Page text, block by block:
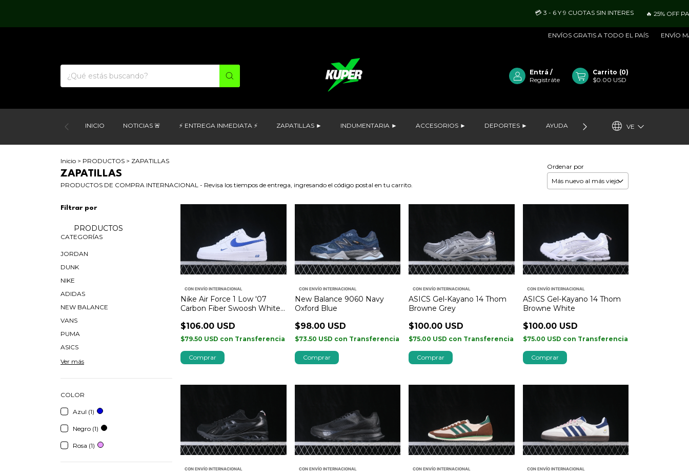
💳 3 - 6 Y 9 CUOTAS SIN INTERES 🔥 25% OFF PAGANDO
ENVÍOS GRATIS A TODO EL PAÍS ENVÍO MARITIMO -
Entrá /
Registráte
Carrito (0)
$0.00 USD
INICIO NOTICIAS 🚨 ⚡ ENTREGA INMEDIATA ⚡ ZAPATILLAS ► INDUMENTARIA ► ACCESORIOS ► DEPORTES ► AYUDA VER LO MÁS NUEVO
VE
Inicio > PRODUCTOS > ZAPATILLAS
ZAPATILLAS
PRODUCTOS DE COMPRA INTERNACIONAL - Revisa los tiempos de entrega, ingresando el código postal en tu carrito.
Ordenar por
Filtrar por
PRODUCTOS
CATEGORÍAS
JORDAN
DUNK
NIKE
ADIDAS
NEW BALANCE
VANS
PUMA
ASICS
Ver más
COLOR
Azul (1)
Negro (1)
Rosa (1)
CON ENVÍO INTERNACIONAL
Nike Air Force 1 Low '07
Carbon Fiber Swoosh White
$106.00 USD
$79.50 USD con Transferencia
Comprar
CON ENVÍO INTERNACIONAL
New Balance 9060 Navy
Oxford Blue
$98.00 USD
$73.50 USD con Transferencia
Comprar
CON ENVÍO INTERNACIONAL
ASICS Gel-Kayano 14 Thom
Browne Grey
$100.00 USD
$75.00 USD con Transferencia
Comprar
CON ENVÍO INTERNACIONAL
ASICS Gel-Kayano 14 Thom
Browne White
$100.00 USD
$75.00 USD con Transferencia
Comprar
CON ENVÍO INTERNACIONAL CON ENVÍO INTERNACIONAL CON ENVÍO INTERNACIONAL CON ENVÍO INTERNACIONAL